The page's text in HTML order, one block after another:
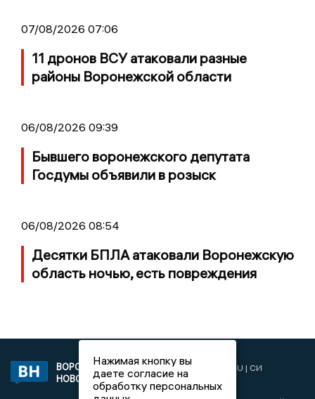
07/08/2026 07:06
11 дронов ВСУ атаковали разные
районы Воронежской области
06/08/2026 09:39
Бывшего воронежского депутата
Госдумы объявили в розыск
06/08/2026 08:54
Десятки БПЛА атаковали Воронежскую
область ночью, есть повреждения
ВОРОНЕЖСКИЕ
НОВОСТИ
2019 © VORONEZHNEWS.RU | СИ
«Воронежские новости»
Нажимая кнопку вы
даете согласие на
обработку персональных